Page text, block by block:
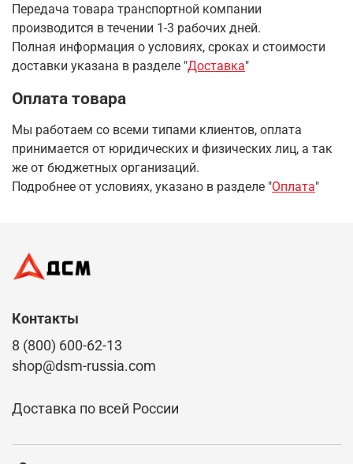
Передача товара транспортной компании
производится в течении 1-3 рабочих дней.
Полная информация о условиях, сроках и стоимости
доставки указана в разделе "Доставка"
Оплата товара
Мы работаем со всеми типами клиентов, оплата
принимается от юридических и физических лиц, а так
же от бюджетных организаций.
Подробнее от условиях, указано в разделе "Оплата"
Контакты
8 (800) 600-62-13
shop@dsm-russia.com
Доставка по всей России